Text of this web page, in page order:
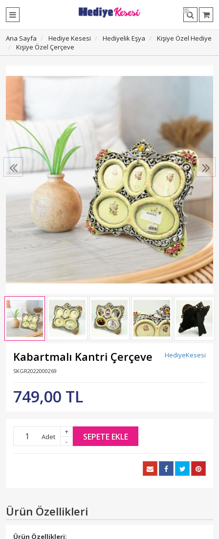
0
Ana Sayfa Hediye Kesesi Hediyelik Eşya
Kişiye Özel Hediye
Kişiye Özel Çerçeve
HediyeKesesi
Kabartmalı Kantri Çerçeve
SKGR2022000269
749,00 TL
Adet
+
-
SEPETE EKLE
Ürün Özellikleri
Ürün Özellikleri: